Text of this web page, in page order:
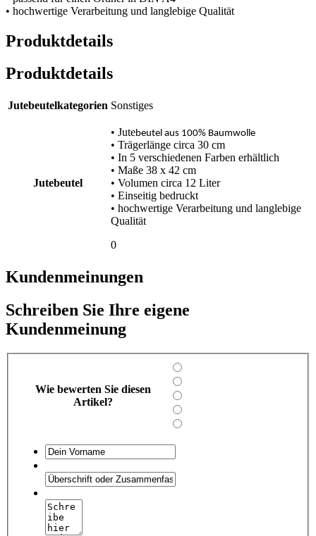
• hochwertige Verarbeitung und langlebige Qualität
Produktdetails
Produktdetails
Jutebeutelkategorien Sonstiges
Jutebeutel
• Jutebeutel aus 100% Baumwolle
• Trägerlänge circa 30 cm
• In 5 verschiedenen Farben erhältlich
• Maße 38 x 42 cm
• Volumen circa 12 Liter
• Einseitig bedruckt
• hochwertige Verarbeitung und langlebige
Qualität
0
Kundenmeinungen
Schreiben Sie Ihre eigene
Kundenmeinung
Wie bewerten Sie diesen
Artikel?